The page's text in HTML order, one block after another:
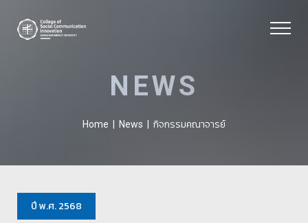
NEWS
Home News กิจกรรมคณาจารย์
ปี พ.ศ. 2568